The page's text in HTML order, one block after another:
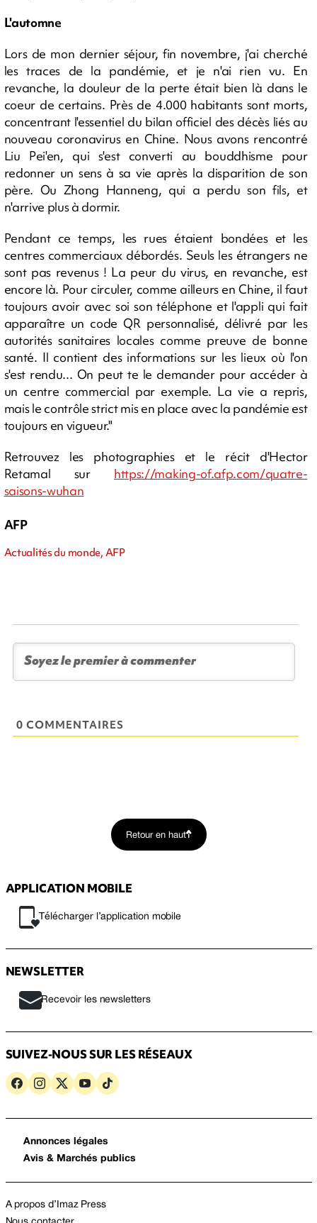
L'automne
Lors de mon dernier séjour, fin novembre, j'ai cherché
les traces de la pandémie, et je n'ai rien vu. En
revanche, la douleur de la perte était bien là dans le
coeur de certains. Près de 4.000 habitants sont morts,
concentrant l'essentiel du bilan officiel des décès liés au
nouveau coronavirus en Chine. Nous avons rencontré
Liu Pei'en, qui s'est converti au bouddhisme pour
redonner un sens à sa vie après la disparition de son
père. Ou Zhong Hanneng, qui a perdu son fils, et
n'arrive plus à dormir.
Pendant ce temps, les rues étaient bondées et les
centres commerciaux débordés. Seuls les étrangers ne
sont pas revenus ! La peur du virus, en revanche, est
encore là. Pour circuler, comme ailleurs en Chine, il faut
toujours avoir avec soi son téléphone et l'appli qui fait
apparaître un code QR personnalisé, délivré par les
autorités sanitaires locales comme preuve de bonne
santé. Il contient des informations sur les lieux où l'on
s'est rendu... On peut te le demander pour accéder à
un centre commercial par exemple. La vie a repris,
mais le contrôle strict mis en place avec la pandémie est
toujours en vigueur."
Retrouvez les photographies et le récit d'Hector
Retamal sur https://making-of.afp.com/quatre-
saisons-wuhan
AFP
Actualités du monde, AFP
0 COMMENTAIRES
Retour en haut
APPLICATION MOBILE
Télécharger l’application mobile
NEWSLETTER
Recevoir les newsletters
SUIVEZ-NOUS SUR LES RÉSEAUX
Annonces légales
Avis & Marchés publics
A propos d’Imaz Press